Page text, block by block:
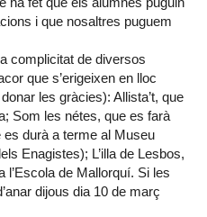
i que nosaltres puguem
complicitat de diversos
que s’erigeixen en lloc
les gràcies): Allista’t, que
Som les nétes, que es farà
es durà a terme al Museu
Enagistes); L’illa de Lesbos,
l’Escola de Mallorquí. Si les
dijous dia 10 de març